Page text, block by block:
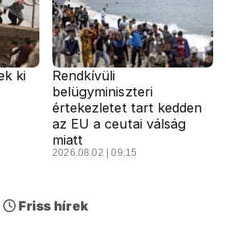
ki
Rendkívüli
belügyminiszteri
értekezletet tart kedden
az EU a ceutai válság
miatt
2026.08.02 | 09:15
Friss hírek